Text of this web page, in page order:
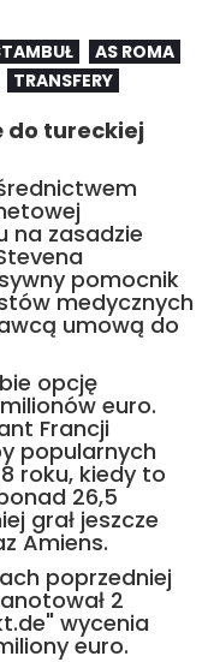
AS ROMA
TRANSFERY
do tureckiej
na zasadzie
pomocnik
medycznych
umową do
opcję
euro.
Francji
popularnych
roku, kiedy to
26,5
grał jeszcze
Amiens.
poprzedniej
2
wycenia
euro.